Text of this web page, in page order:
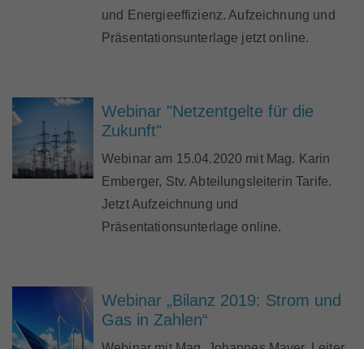
und Energieeffizienz. Aufzeichnung und
Präsentationsunterlage jetzt online.
Webinar "Netzentgelte für die
Zukunft"
Webinar am 15.04.2020 mit Mag. Karin
Emberger, Stv. Abteilungsleiterin Tarife.
Jetzt Aufzeichnung und
Präsentationsunterlage online.
Webinar „Bilanz 2019: Strom und
Gas in Zahlen“